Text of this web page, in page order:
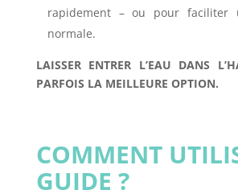
rapidement – ou pour
normale.
LAISSER ENTRER L’EAU DANS
PARFOIS LA MEILLEURE OPTION.
COMMENT
GUIDE ?